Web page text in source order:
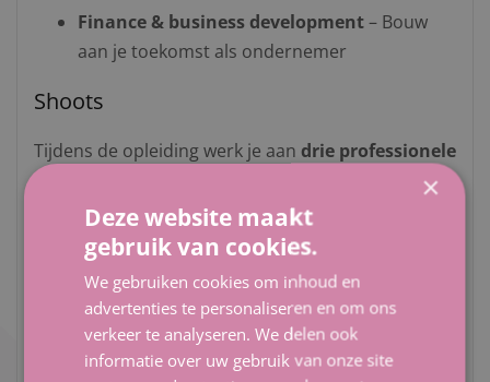
Finance & business development– Bouw
aan je toekomst als ondernemer
Shoots
Tijdens de opleiding werk je aan drie professionele
fashion shoots
Masterclasses
Leer van bekende namen uit de industrie, zoals:
Kelly Staa
, Editor-in-Chief van Cosmopolitan
En werk eventueel mee aan een echte pagina
×
Deze website maakt
gebruik van cookies.
We gebruiken cookies om inhoud en
advertenties te personaliseren en om ons
verkeer te analyseren. We delen ook
informatie over uw gebruik van onze site